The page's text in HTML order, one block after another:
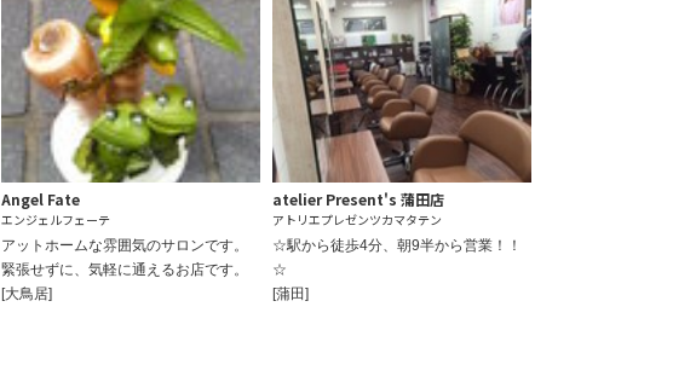
Angel Fate
エンジェルフェーテ
アットホームな雰囲気のサロンです。
緊張せずに、気軽に通えるお店です。
[大鳥居]
atelier Present's 蒲田店
アトリエプレゼンツカマタテン
☆駅から徒歩4分、朝9半から営業！！
☆
[蒲田]